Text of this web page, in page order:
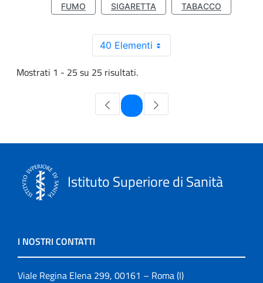
FUMO SIGARETTA TABACCO
40 Elementi
Mostrati 1 - 25 su 25 risultati.
Pagina
Istituto Superiore di Sanità
I NOSTRI CONTATTI
Viale Regina Elena 299, 00161 – Roma (I)